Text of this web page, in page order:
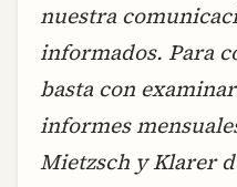
nuestra
informados. Para
basta con
informes
Mietzsch y Klarer